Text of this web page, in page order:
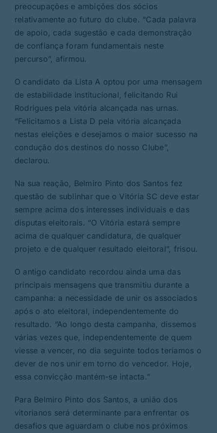
preocupações e ambições dos sócios
relativamente ao futuro do clube. “Cada palavra
de apoio, cada sugestão e cada demonstração
de confiança foram fundamentais neste
percurso”, afirmou.
O candidato da Lista A optou por uma mensagem
de estabilidade institucional, felicitando Rui
Rodrigues pela vitória alcançada nas urnas.
“Felicitamos a Lista D pela vitória alcançada
nestas eleições e desejamos o maior sucesso na
condução dos destinos do nosso Clube”,
declarou.
Na sua reação, Belmiro Pinto dos Santos fez
questão de sublinhar que o Vitória SC deve estar
sempre acima dos interesses individuais e das
disputas eleitorais. “O Vitória estará sempre
acima de qualquer candidatura, de qualquer
projeto e de qualquer resultado eleitoral”, frisou.
O antigo candidato recordou ainda uma das
principais mensagens que transmitiu durante a
campanha: a necessidade de unir os associados
após o ato eleitoral, independentemente do
resultado. “Ao longo desta campanha, dissemos
várias vezes que, independentemente de quem
viesse a vencer, no dia seguinte todos teríamos o
dever de nos unir em torno do vencedor. Hoje,
essa convicção mantém-se intacta.”
Para Belmiro Pinto dos Santos, a união dos
vitorianos será determinante para enfrentar os
desafios que aguardam o clube nos próximos